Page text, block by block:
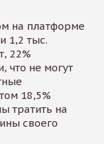
на платформе
1,2 тыс.
22%
что не могут
18,5%
тратить на
своего